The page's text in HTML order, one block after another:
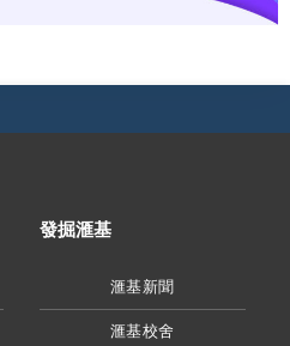
發掘滙基
滙基新聞
滙基校舍